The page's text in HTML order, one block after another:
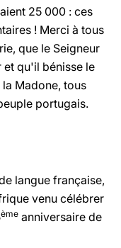
25 000 : ces
! Merci à tous
que le Seigneur
et qu'il bénisse le
Madone, tous
portugais.
langue française,
venu célébrer
ème anniversaire de